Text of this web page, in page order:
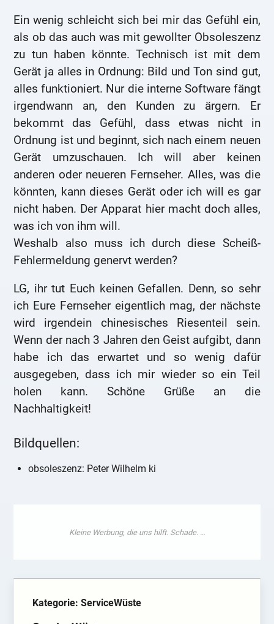
Ein wenig schleicht sich bei mir das Gefühl ein,
als ob das auch was mit gewollter Obsoleszenz
zu tun haben könnte. Technisch ist mit dem
Gerät ja alles in Ordnung: Bild und Ton sind gut,
alles funktioniert. Nur die interne Software fängt
irgendwann an, den Kunden zu ärgern. Er
bekommt das Gefühl, dass etwas nicht in
Ordnung ist und beginnt, sich nach einem neuen
Gerät umzuschauen. Ich will aber keinen
anderen oder neueren Fernseher. Alles, was die
könnten, kann dieses Gerät oder ich will es gar
nicht haben. Der Apparat hier macht doch alles,
was ich von ihm will.
Weshalb also muss ich durch diese Scheiß-
Fehlermeldung genervt werden?
LG, ihr tut Euch keinen Gefallen. Denn, so sehr
ich Eure Fernseher eigentlich mag, der nächste
wird irgendein chinesisches Riesenteil sein.
Wenn der nach 3 Jahren den Geist aufgibt, dann
habe ich das erwartet und so wenig dafür
ausgegeben, dass ich mir wieder so ein Teil
holen kann. Schöne Grüße an die
Nachhaltigkeit!
Bildquellen:
obsoleszenz: Peter Wilhelm ki
Kategorie: ServiceWüste